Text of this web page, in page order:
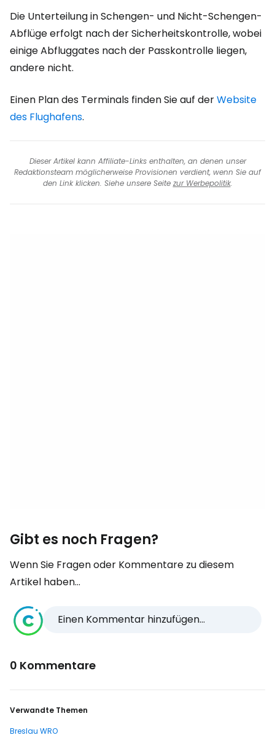
Die Unterteilung in Schengen- und Nicht-Schengen-
Abflüge erfolgt nach der Sicherheitskontrolle, wobei
einige Abfluggates nach der Passkontrolle liegen,
andere nicht.
Einen Plan des Terminals finden Sie auf derWebsite
des Flughafens.
Dieser Artikel kann Affiliate-Links enthalten, an denen unser
Redaktionsteam möglicherweise Provisionen verdient, wenn Sie auf
den Link klicken. Siehe unsere Seite zur Werbepolitik.
Gibt es noch Fragen?
Wenn Sie Fragen oder Kommentare zu diesem
Artikel haben...
Einen Kommentar hinzufügen...
0 Kommentare
Verwandte Themen
Breslau WRO